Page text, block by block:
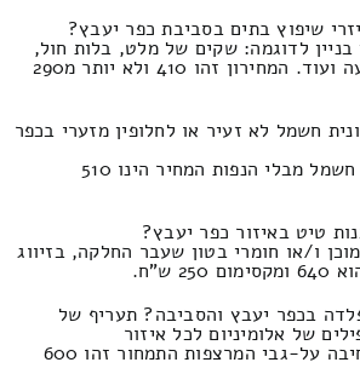
שיפוץ בתים בסביבת כפר יעבץ?
בניין לדוגמה: שקים של מלט, בלות חול,
פחים עם גוונים לצביעה ועוד. המחירון זהו 410 ולא יותר מ290
חשמל לא זעיר או לחלופין מזערי בכפר
תעריף העברת ארונית חשמל מבלי הנפות המחיר הינו 510
טיט באיזור כפר יעבץ?
ו/או חומרי בטון שעבר החלקה, בזיווג
ש"ח.
בכפר יעבץ והסביבה? תעריף של
של אלומיניום לכל איזור
כולל השכרת מנוף וסחיבה על-גבי המרצפות התמחור זהו 600